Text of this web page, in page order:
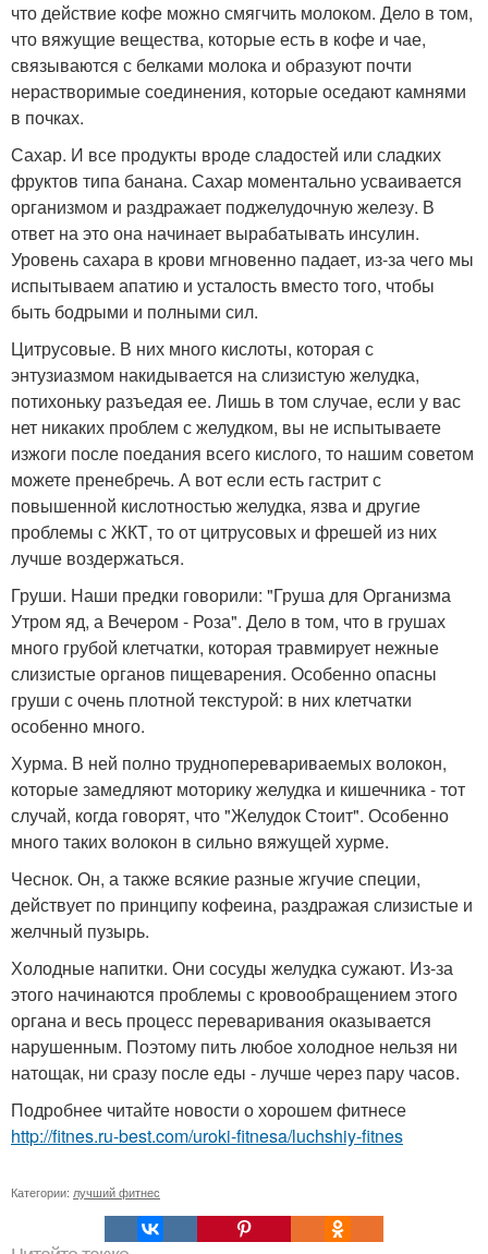
что действие кофе можно смягчить молоком. Дело в том,
что вяжущие вещества, которые есть в кофе и чае,
связываются с белками молока и образуют почти
нерастворимые соединения, которые оседают камнями
в почках.
Сахар. И все продукты вроде сладостей или сладких
фруктов типа банана. Сахар моментально усваивается
организмом и раздражает поджелудочную железу. В
ответ на это она начинает вырабатывать инсулин.
Уровень сахара в крови мгновенно падает, из-за чего мы
испытываем апатию и усталость вместо того, чтобы
быть бодрыми и полными сил.
Цитрусовые. В них много кислоты, которая с
энтузиазмом накидывается на слизистую желудка,
потихоньку разъедая ее. Лишь в том случае, если у вас
нет никаких проблем с желудком, вы не испытываете
изжоги после поедания всего кислого, то нашим советом
можете пренебречь. А вот если есть гастрит с
повышенной кислотностью желудка, язва и другие
проблемы с ЖКТ, то от цитрусовых и фрешей из них
лучше воздержаться.
Груши. Наши предки говорили: "Груша для Организма
Утром яд, а Вечером - Роза". Дело в том, что в грушах
много грубой клетчатки, которая травмирует нежные
слизистые органов пищеварения. Особенно опасны
груши с очень плотной текстурой: в них клетчатки
особенно много.
Хурма. В ней полно трудноперевариваемых волокон,
которые замедляют моторику желудка и кишечника - тот
случай, когда говорят, что "Желудок Стоит". Особенно
много таких волокон в сильно вяжущей хурме.
Чеснок. Он, а также всякие разные жгучие специи,
действует по принципу кофеина, раздражая слизистые и
желчный пузырь.
Холодные напитки. Они сосуды желудка сужают. Из-за
этого начинаются проблемы с кровообращением этого
органа и весь процесс переваривания оказывается
нарушенным. Поэтому пить любое холодное нельзя ни
натощак, ни сразу после еды - лучше через пару часов.
Подробнее читайте новости о хорошем фитнесе
http://fitnes.ru-best.com/uroki-fitnesa/luchshiy-fitnes
Категории: лучший фитнес